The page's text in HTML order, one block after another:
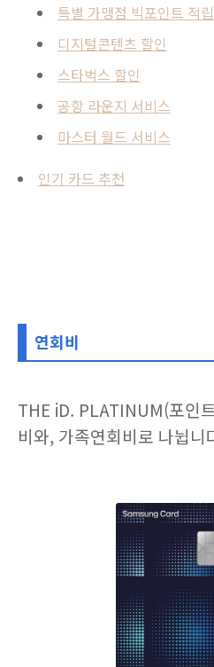
특별 가맹점 빅포인트 적립
디지털콘텐츠 할인
스타벅스 할인
공항 라운지 서비스
마스터 월드 서비스
인기 카드 추천
연회비
THE iD. PLATINUM(포인
비와, 가족연회비로 나뉩니